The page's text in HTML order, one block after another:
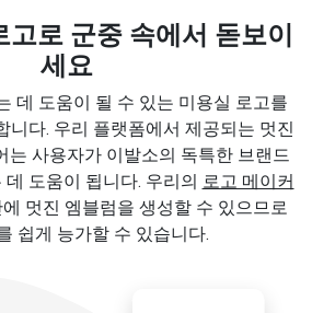
로 군중 속에서 돋보이
세요
데 도움이 될 수 있는 미용실 로고를
니다. 우리 플랫폼에서 제공되는 멋진
는 사용자가 이발소의 독특한 브랜드
도움이 됩니다. 우리의 로고 메이커
멋진 엠블럼을 생성할 수 있으므로
쉽게 능가할 수 있습니다.